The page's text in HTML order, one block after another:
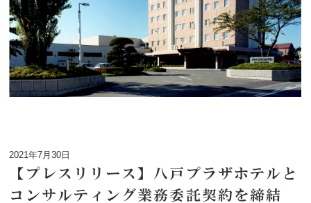
2021年7月30日
【プレスリリース】​八戸プラザホテルと
コンサルティング業務委託契約を締結